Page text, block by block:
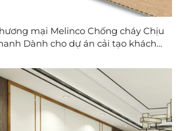
mại Melinco Chống cháy Chịu
Dành cho dự án cải tạo khách